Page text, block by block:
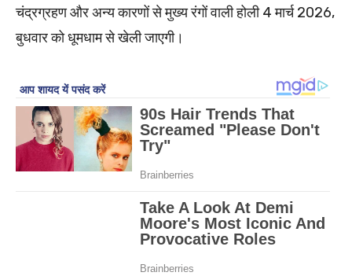
चंद्रग्रहण और अन्य कारणों से मुख्य रंगों वाली होली 4 मार्च 2026,
बुधवार को धूमधाम से खेली जाएगी।